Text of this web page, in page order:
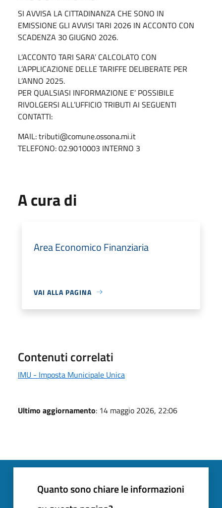
SI AVVISA LA CITTADINANZA CHE SONO IN
EMISSIONE GLI AVVISI TARI 2026 IN ACCONTO CON
SCADENZA 30 GIUGNO 2026.
L’ACCONTO TARI SARA’ CALCOLATO CON
L’APPLICAZIONE DELLE TARIFFE DELIBERATE PER
L’ANNO 2025.
PER QUALSIASI INFORMAZIONE E’ POSSIBILE
RIVOLGERSI ALL’UFFICIO TRIBUTI AI SEGUENTI
CONTATTI:
MAIL: tributi@comune.ossona.mi.it
TELEFONO: 02.9010003 INTERNO 3
A cura di
Area Economico Finanziaria
VAI ALLA PAGINA
Contenuti correlati
IMU - Imposta Municipale Unica
Ultimo aggiornamento: 14 maggio 2026, 22:06
Quanto sono chiare le informazioni